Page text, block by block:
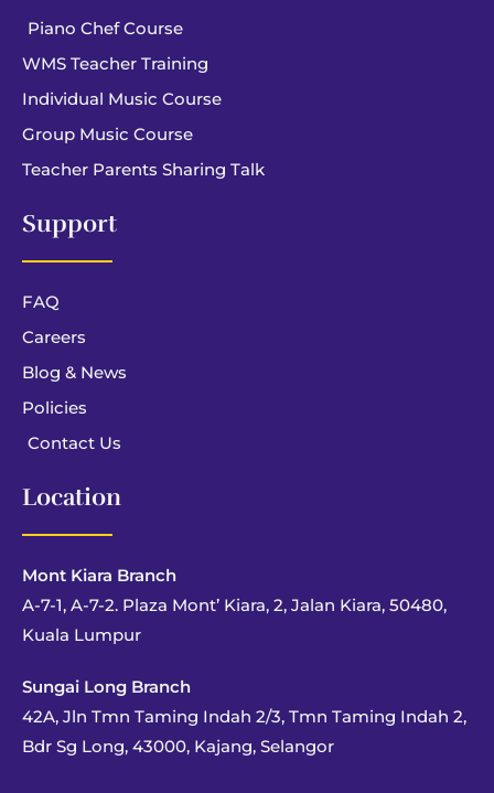
Piano Chef Course
WMS Teacher Training
Individual Music Course
Group Music Course
Teacher Parents Sharing Talk
Support
FAQ
Careers
Blog & News
Policies
Contact Us
Location
Mont Kiara Branch
A-7-1, A-7-2. Plaza Mont’ Kiara, 2, Jalan Kiara, 50480,
Kuala Lumpur
Sungai Long Branch
42A, Jln Tmn Taming Indah 2/3, Tmn Taming Indah 2,
Bdr Sg Long, 43000, Kajang, Selangor